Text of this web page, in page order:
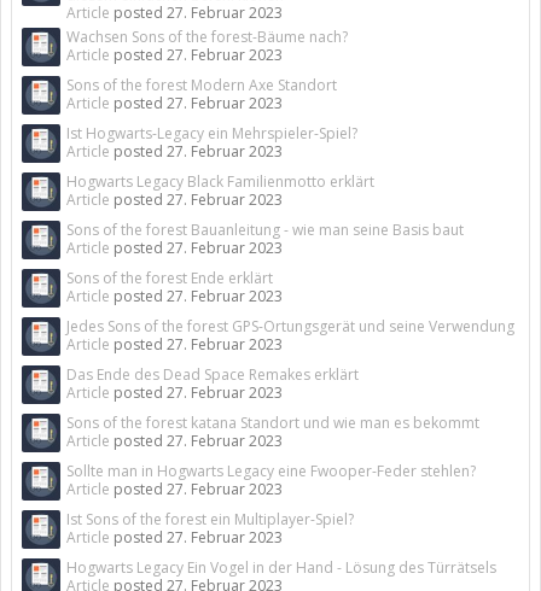
Article posted 27. Februar 2023
Wachsen Sons of the forest-Bäume nach?
Article posted 27. Februar 2023
Sons of the forest Modern Axe Standort
Article posted 27. Februar 2023
Ist Hogwarts-Legacy ein Mehrspieler-Spiel?
Article posted 27. Februar 2023
Hogwarts Legacy Black Familienmotto erklärt
Article posted 27. Februar 2023
Sons of the forest Bauanleitung - wie man seine Basis baut
Article posted 27. Februar 2023
Sons of the forest Ende erklärt
Article posted 27. Februar 2023
Jedes Sons of the forest GPS-Ortungsgerät und seine Verwendung
Article posted 27. Februar 2023
Das Ende des Dead Space Remakes erklärt
Article posted 27. Februar 2023
Sons of the forest katana Standort und wie man es bekommt
Article posted 27. Februar 2023
Sollte man in Hogwarts Legacy eine Fwooper-Feder stehlen?
Article posted 27. Februar 2023
Ist Sons of the forest ein Multiplayer-Spiel?
Article posted 27. Februar 2023
Hogwarts Legacy Ein Vogel in der Hand - Lösung des Türrätsels
Article posted 27. Februar 2023